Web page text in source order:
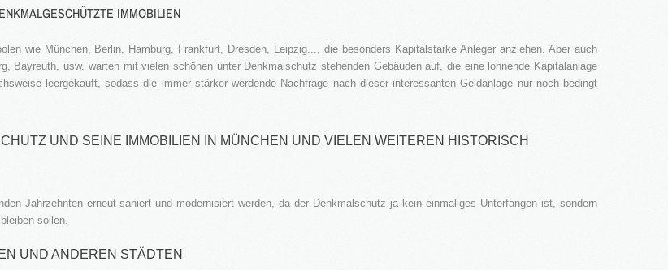
IMMOBILIEN
wie München, Berlin, Hamburg, Frankfurt, Dresden, Leipzig..., die besonders Kapitalstarke Anleger anziehen. Aber auch
Bayreuth, usw. warten mit vielen schönen unter Denkmalschutz stehenden Gebäuden auf, die eine lohnende Kapitalanlage
leergekauft, sodass die immer stärker werdende Nachfrage nach dieser interessanten Geldanlage nur noch bedingt
UND SEINE IMMOBILIEN IN MÜNCHEN UND VIELEN WEITEREN HISTORISCH
Jahrzehnten erneut saniert und modernisiert werden, da der Denkmalschutz ja kein einmaliges Unterfangen ist, sondern
sollen.
UND ANDEREN STÄDTEN